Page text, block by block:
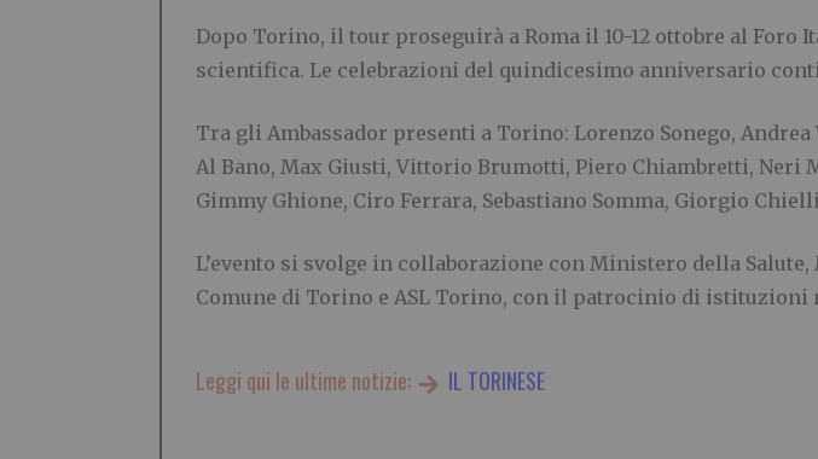
Dopo Torino, il tour proseguirà a Roma il 10-12 ottobre al
scientifica. Le celebrazioni del quindicesimo anniversario
Tra gli Ambassador presenti a Torino: Lorenzo Sonego,
Al Bano, Max Giusti, Vittorio Brumotti, Piero Chiambretti, Neri
Gimmy Ghione, Ciro Ferrara, Sebastiano Somma, Giorgio
L’evento si svolge in collaborazione con Ministero della
Comune di Torino e ASL Torino, con il patrocinio di istituzioni
Leggi qui le ultime notizie: IL TORINESE